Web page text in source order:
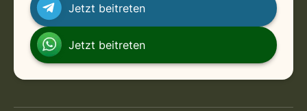
Jetzt beitreten
Jetzt beitreten